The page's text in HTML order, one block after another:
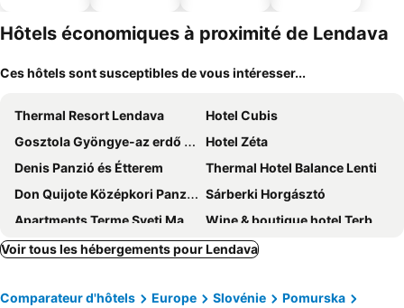
Hôtels économiques à proximité de Lendava
Ces hôtels sont susceptibles de vous intéresser...
Thermal Resort Lendava
Hotel Cubis
Gosztola Gyöngye-az erdő szállodája
Hotel Zéta
Denis Panzió és Étterem
Thermal Hotel Balance Lenti
Don Quijote Középkori Panzio és Étterem
Sárberki Horgásztó
Apartments Terme Sveti Martin
Wine & boutique hotel Terbotz
Abbazia Country Club
Tweet apartments
Agroturism Jures
Szentgyörgyvölgy Vendégház Őrség
Voir tous les hébergements pour Lendava
Comparateur d'hôtels Europe Slovénie
Pomurska